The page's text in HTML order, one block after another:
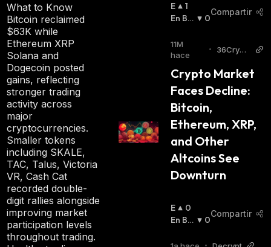
What to Know
Bitcoin reclaimed
$63K while
Ethereum XRP
Solana and
Dogecoin posted
gains, reflecting
stronger trading
activity across
major
cryptocurrencies.
Smaller tokens
including SKALE,
TAC, Talus, Victoria
VR, Cash Cat
recorded double-
digit rallies alongside
improving market
participation levels
throughout trading.
E
N
L
Z
:
1
En Baj
0
Compartir
11M
hace
•
36Crypt
Crypto Market
Faces Decline:
Bitcoin,
Ethereum, XRP,
and Other
Altcoins See
Downturn
E
N
L
0
En Baj
0
Compartir